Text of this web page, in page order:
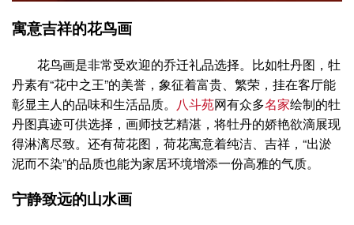
寓意吉祥的花鸟画
花鸟画是非常受欢迎的乔迁礼品选择。比如牡丹图，牡
丹素有“花中之王”的美誉，象征着富贵、繁荣，挂在客厅能
彰显主人的品味和生活品质。 八斗苑网有众多名家绘制的牡
丹图真迹可供选择，画师技艺精湛，将牡丹的娇艳欲滴展现
得淋漓尽致。还有荷花图，荷花寓意着纯洁、吉祥，“出淤
泥而不染”的品质也能为家居环境增添一份高雅的气质。
宁静致远的山水画